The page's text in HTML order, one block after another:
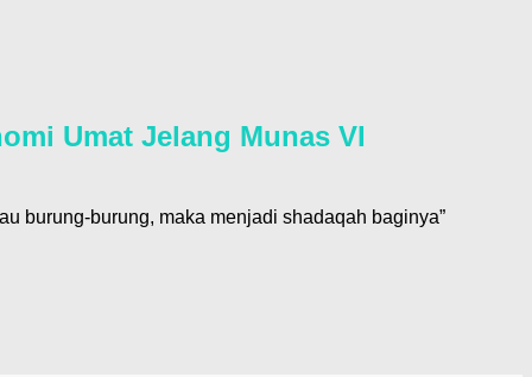
Umat Jelang Munas VI
burung-burung, maka menjadi shadaqah baginya”